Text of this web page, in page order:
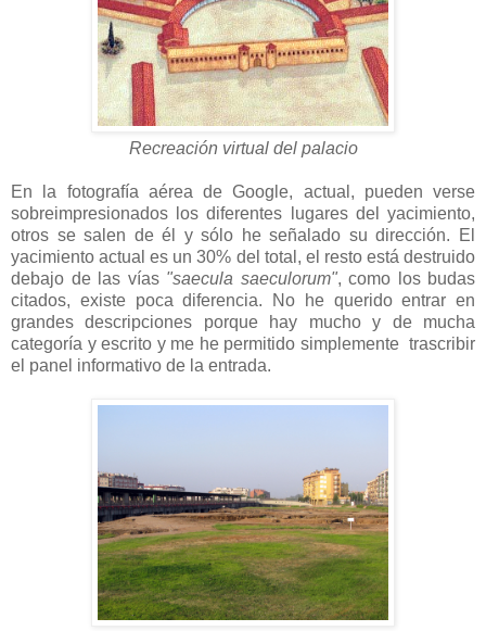
Recreación virtual del palacio
En la fotografía aérea de Google, actual, pueden verse
sobreimpresionados los diferentes lugares del yacimiento,
otros se salen de él y sólo he señalado su dirección. El
yacimiento actual es un 30% del total, el resto está destruido
debajo de las vías "saecula saeculorum", como los budas
citados, existe poca diferencia. No he querido entrar en
grandes descripciones porque hay mucho y de mucha
categoría y escrito y me he permitido simplemente trascribir
el panel informativo de la entrada.